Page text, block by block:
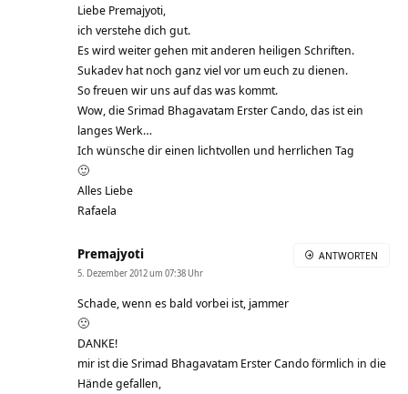
Liebe Premajyoti,
ich verstehe dich gut.
Es wird weiter gehen mit anderen heiligen Schriften.
Sukadev hat noch ganz viel vor um euch zu dienen.
So freuen wir uns auf das was kommt.
Wow, die Srimad Bhagavatam Erster Cando, das ist ein
langes Werk…
Ich wünsche dir einen lichtvollen und herrlichen Tag
🙂
Alles Liebe
Rafaela
Premajyoti
5. Dezember 2012 um 07:38 Uhr
Schade, wenn es bald vorbei ist, jammer
🙁
DANKE!
mir ist die Srimad Bhagavatam Erster Cando förmlich in die
Hände gefallen,
ANTWORTEN